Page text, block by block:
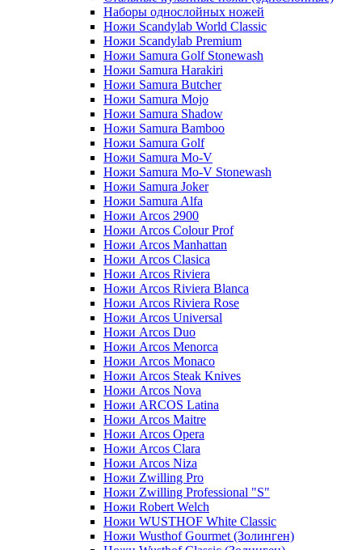
Наборы однослойных ножей
Ножи Scandylab World Classic
Ножи Scandylab Premium
Ножи Samura Golf Stonewash
Ножи Samura Harakiri
Ножи Samura Butcher
Ножи Samura Mojo
Ножи Samura Shadow
Ножи Samura Bamboo
Ножи Samura Golf
Ножи Samura Mo-V
Ножи Samura Mo-V Stonewash
Ножи Samura Joker
Ножи Samura Alfa
Ножи Arcos 2900
Ножи Arcos Colour Prof
Ножи Arcos Manhattan
Ножи Arcos Clasica
Ножи Arcos Riviera
Ножи Arcos Riviera Blanca
Ножи Arcos Riviera Rose
Ножи Arcos Universal
Ножи Arcos Duo
Ножи Arcos Menorca
Ножи Arcos Monaco
Ножи Arcos Steak Knives
Ножи Arcos Nova
Ножи ARCOS Latina
Ножи Arcos Maitre
Ножи Arcos Opera
Ножи Arcos Clara
Ножи Arcos Niza
Ножи Zwilling Pro
Ножи Zwilling Professional "S"
Ножи Robert Welch
Ножи WUSTHOF White Classic
Ножи Wusthof Gourmet (Золинген)